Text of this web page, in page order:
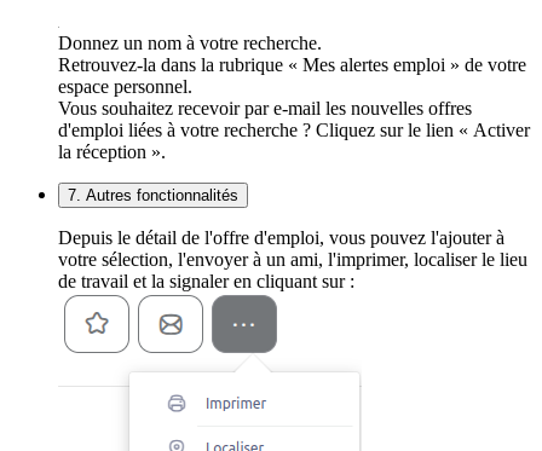
Donnez un nom à votre recherche.
Retrouvez-la dans la rubrique « Mes alertes emploi » de votre
espace personnel.
Vous souhaitez recevoir par e-mail les nouvelles offres
d'emploi liées à votre recherche ? Cliquez sur le lien « Activer
la réception ».
7. Autres fonctionnalités
Depuis le détail de l'offre d'emploi, vous pouvez l'ajouter à
votre sélection, l'envoyer à un ami, l'imprimer, localiser le lieu
de travail et la signaler en cliquant sur :